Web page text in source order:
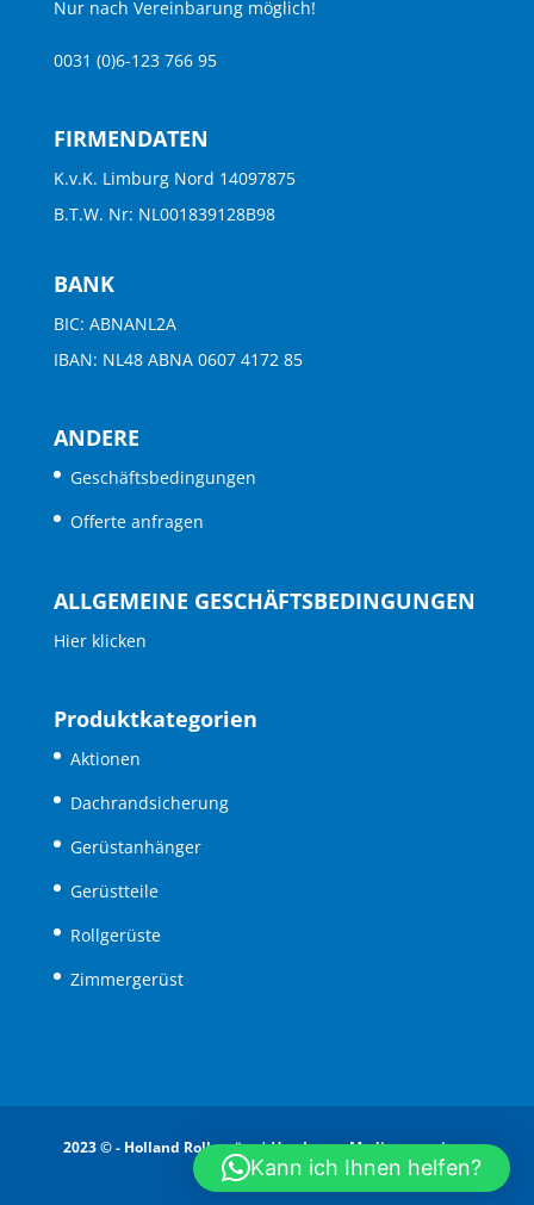
Nur nach Vereinbarung möglich!
0031 (0)6-123 766 95
FIRMENDATEN
K.v.K. Limburg Nord 14097875
B.T.W. Nr: NL001839128B98
BANK
BIC: ABNANL2A
IBAN: NL48 ABNA 0607 4172 85
ANDERE
Geschäftsbedingungen
Offerte anfragen
ALLGEMEINE GESCHÄFTSBEDINGUNGEN
Hier klicken
Produktkategorien
Aktionen
Dachrandsicherung
Gerüstanhänger
Gerüstteile
Rollgerüste
Zimmergerüst
2023 © - Holland Rollgerüst |Van Issum Media - creatieve
communicatie
Kann ich Ihnen helfen?